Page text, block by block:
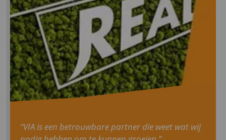
“VIA is een betrouwbare partner die weet wat wij